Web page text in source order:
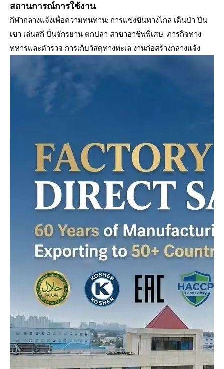
สถานการณ์การใช้งาน
กีฬากลางแจ้งเพื่อความทนทาน: การแข่งขันทางไกล เดินป่า ปีน
เขา เล่นสกี ปั่นจักรยาน ตกปลา สาขาอาชีพพิเศษ: ภารกิจทาง
ทหารและตำรวจ การเก็บวัสดุทางทะเล งานก่อสร้างกลางแจ้ง